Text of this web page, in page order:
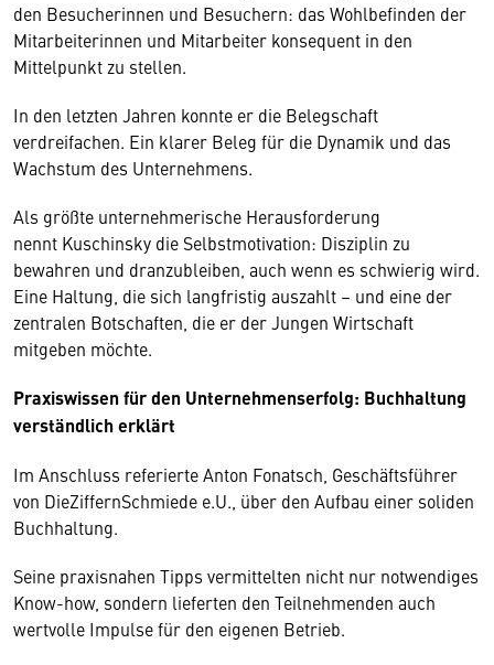
den Besucherinnen und Besuchern: das Wohlbefinden der
Mitarbeiterinnen und Mitarbeiter konsequent in den
Mittelpunkt zu stellen.
In den letzten Jahren konnte er die Belegschaft
verdreifachen. Ein klarer Beleg für die Dynamik und das
Wachstum des Unternehmens.
Als größte unternehmerische Herausforderung
nennt Kuschinsky die Selbstmotivation: Disziplin zu
bewahren und dranzubleiben, auch wenn es schwierig wird.
Eine Haltung, die sich langfristig auszahlt – und eine der
zentralen Botschaften, die er der Jungen Wirtschaft
mitgeben möchte.
Praxiswissen für den Unternehmenserfolg: Buchhaltung
verständlich erklärt
Im Anschluss referierte Anton Fonatsch, Geschäftsführer
von DieZiffernSchmiede e.U., über den Aufbau einer soliden
Buchhaltung.
Seine praxisnahen Tipps vermittelten nicht nur notwendiges
Know-how, sondern lieferten den Teilnehmenden auch
wertvolle Impulse für den eigenen Betrieb.